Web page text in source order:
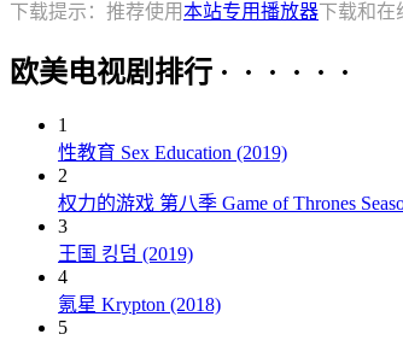
下载提示：推荐使用本站专用播放器下载和在
欧美电视剧排行 · · · · · ·
1
性教育 Sex Education (2019)
2
权力的游戏 第八季 Game of Thrones
3
王国 킹덤 (2019)
4
氪星 Krypton (2018)
5